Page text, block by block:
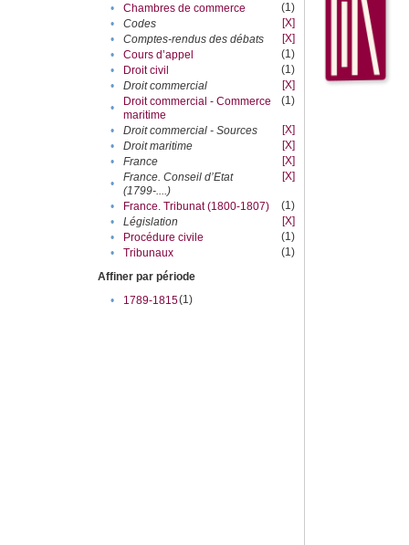
•
Chambres de commerce
(1)
•
Codes
[X]
•
Comptes-rendus des débats
[X]
•
Cours d’appel
(1)
•
Droit civil
(1)
•
Droit commercial
[X]
•
Droit commercial - Commerce
maritime
(1)
• Droit commercial - Sources
[X]
•
Droit maritime
[X]
•
France
[X]
•
France. Conseil d’Etat
(1799-....)
[X]
• France. Tribunat (1800-1807)
(1)
•
Législation
[X]
•
Procédure civile
(1)
•
Tribunaux
(1)
Affiner par période
•
1789-1815(1)